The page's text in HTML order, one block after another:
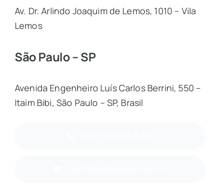
Av. Dr. Arlindo Joaquim de Lemos, 1010 – Vila
Lemos
São Paulo – SP
Avenida Engenheiro Luís Carlos Berrini, 550 –
Itaim Bibi, São Paulo – SP, Brasil